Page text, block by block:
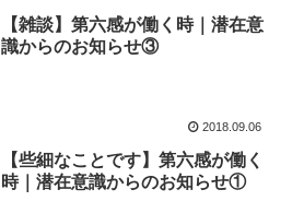
【雑談】第六感が働く時｜潜在意
識からのお知らせ③
2018.09.06
【些細なことです】第六感が働く
時｜潜在意識からのお知らせ①